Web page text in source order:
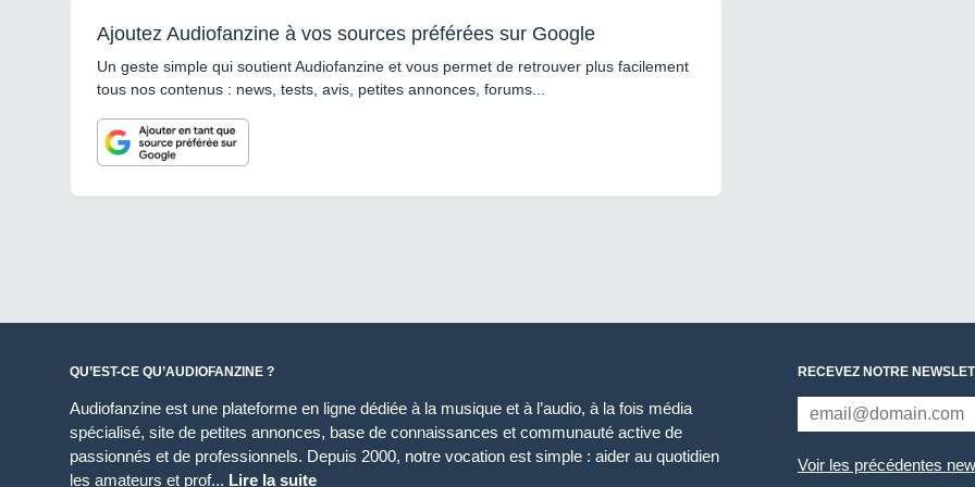
Ajoutez Audiofanzine à vos sources préférées sur Google
Un geste simple qui soutient Audiofanzine et vous permet de retrouver plus facilement
tous nos contenus : news, tests, avis, petites annonces, forums...
QU’EST-CE QU’AUDIOFANZINE ?
Audiofanzine est une plateforme en ligne dédiée à la musique et à l’audio, à la fois média
spécialisé, site de petites annonces, base de connaissances et communauté active de
passionnés et de professionnels. Depuis 2000, notre vocation est simple : aider au quotidien
les amateurs et prof... Lire la suite
RECEVEZ NOTRE
Voir les précédentes